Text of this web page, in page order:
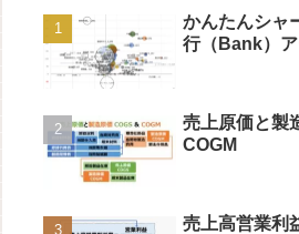
かんたんシ
行（Bank）
売上原価と製
COGM
売上高営業利